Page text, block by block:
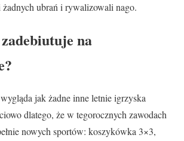
ubrań i rywalizowali nago.
na
jak żadne inne letnie igrzyska
dlatego, że w tegorocznych zawodach
nowych sportów: koszykówka 3×3,